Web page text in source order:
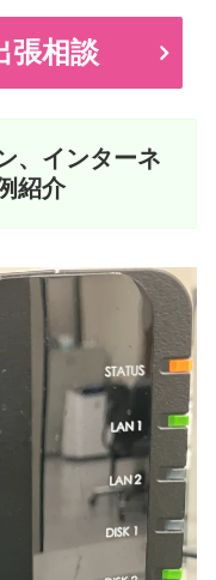
張相談
、インターネ
紹介